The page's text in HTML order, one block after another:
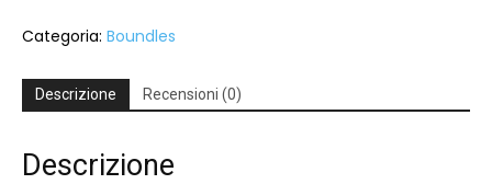
del
consapevole
quantità
Categoria: Boundles
Descrizione Recensioni (0)
Descrizione